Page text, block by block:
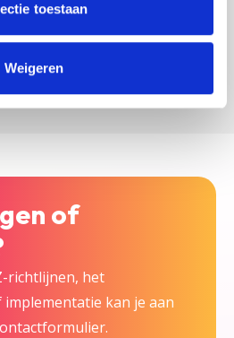
toestaan
Weigeren
of
richtlijnen, het
kan je aan